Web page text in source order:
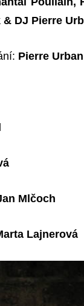
& DJ Pierre
Pierre Urban
Mlčoch
Lajnerová